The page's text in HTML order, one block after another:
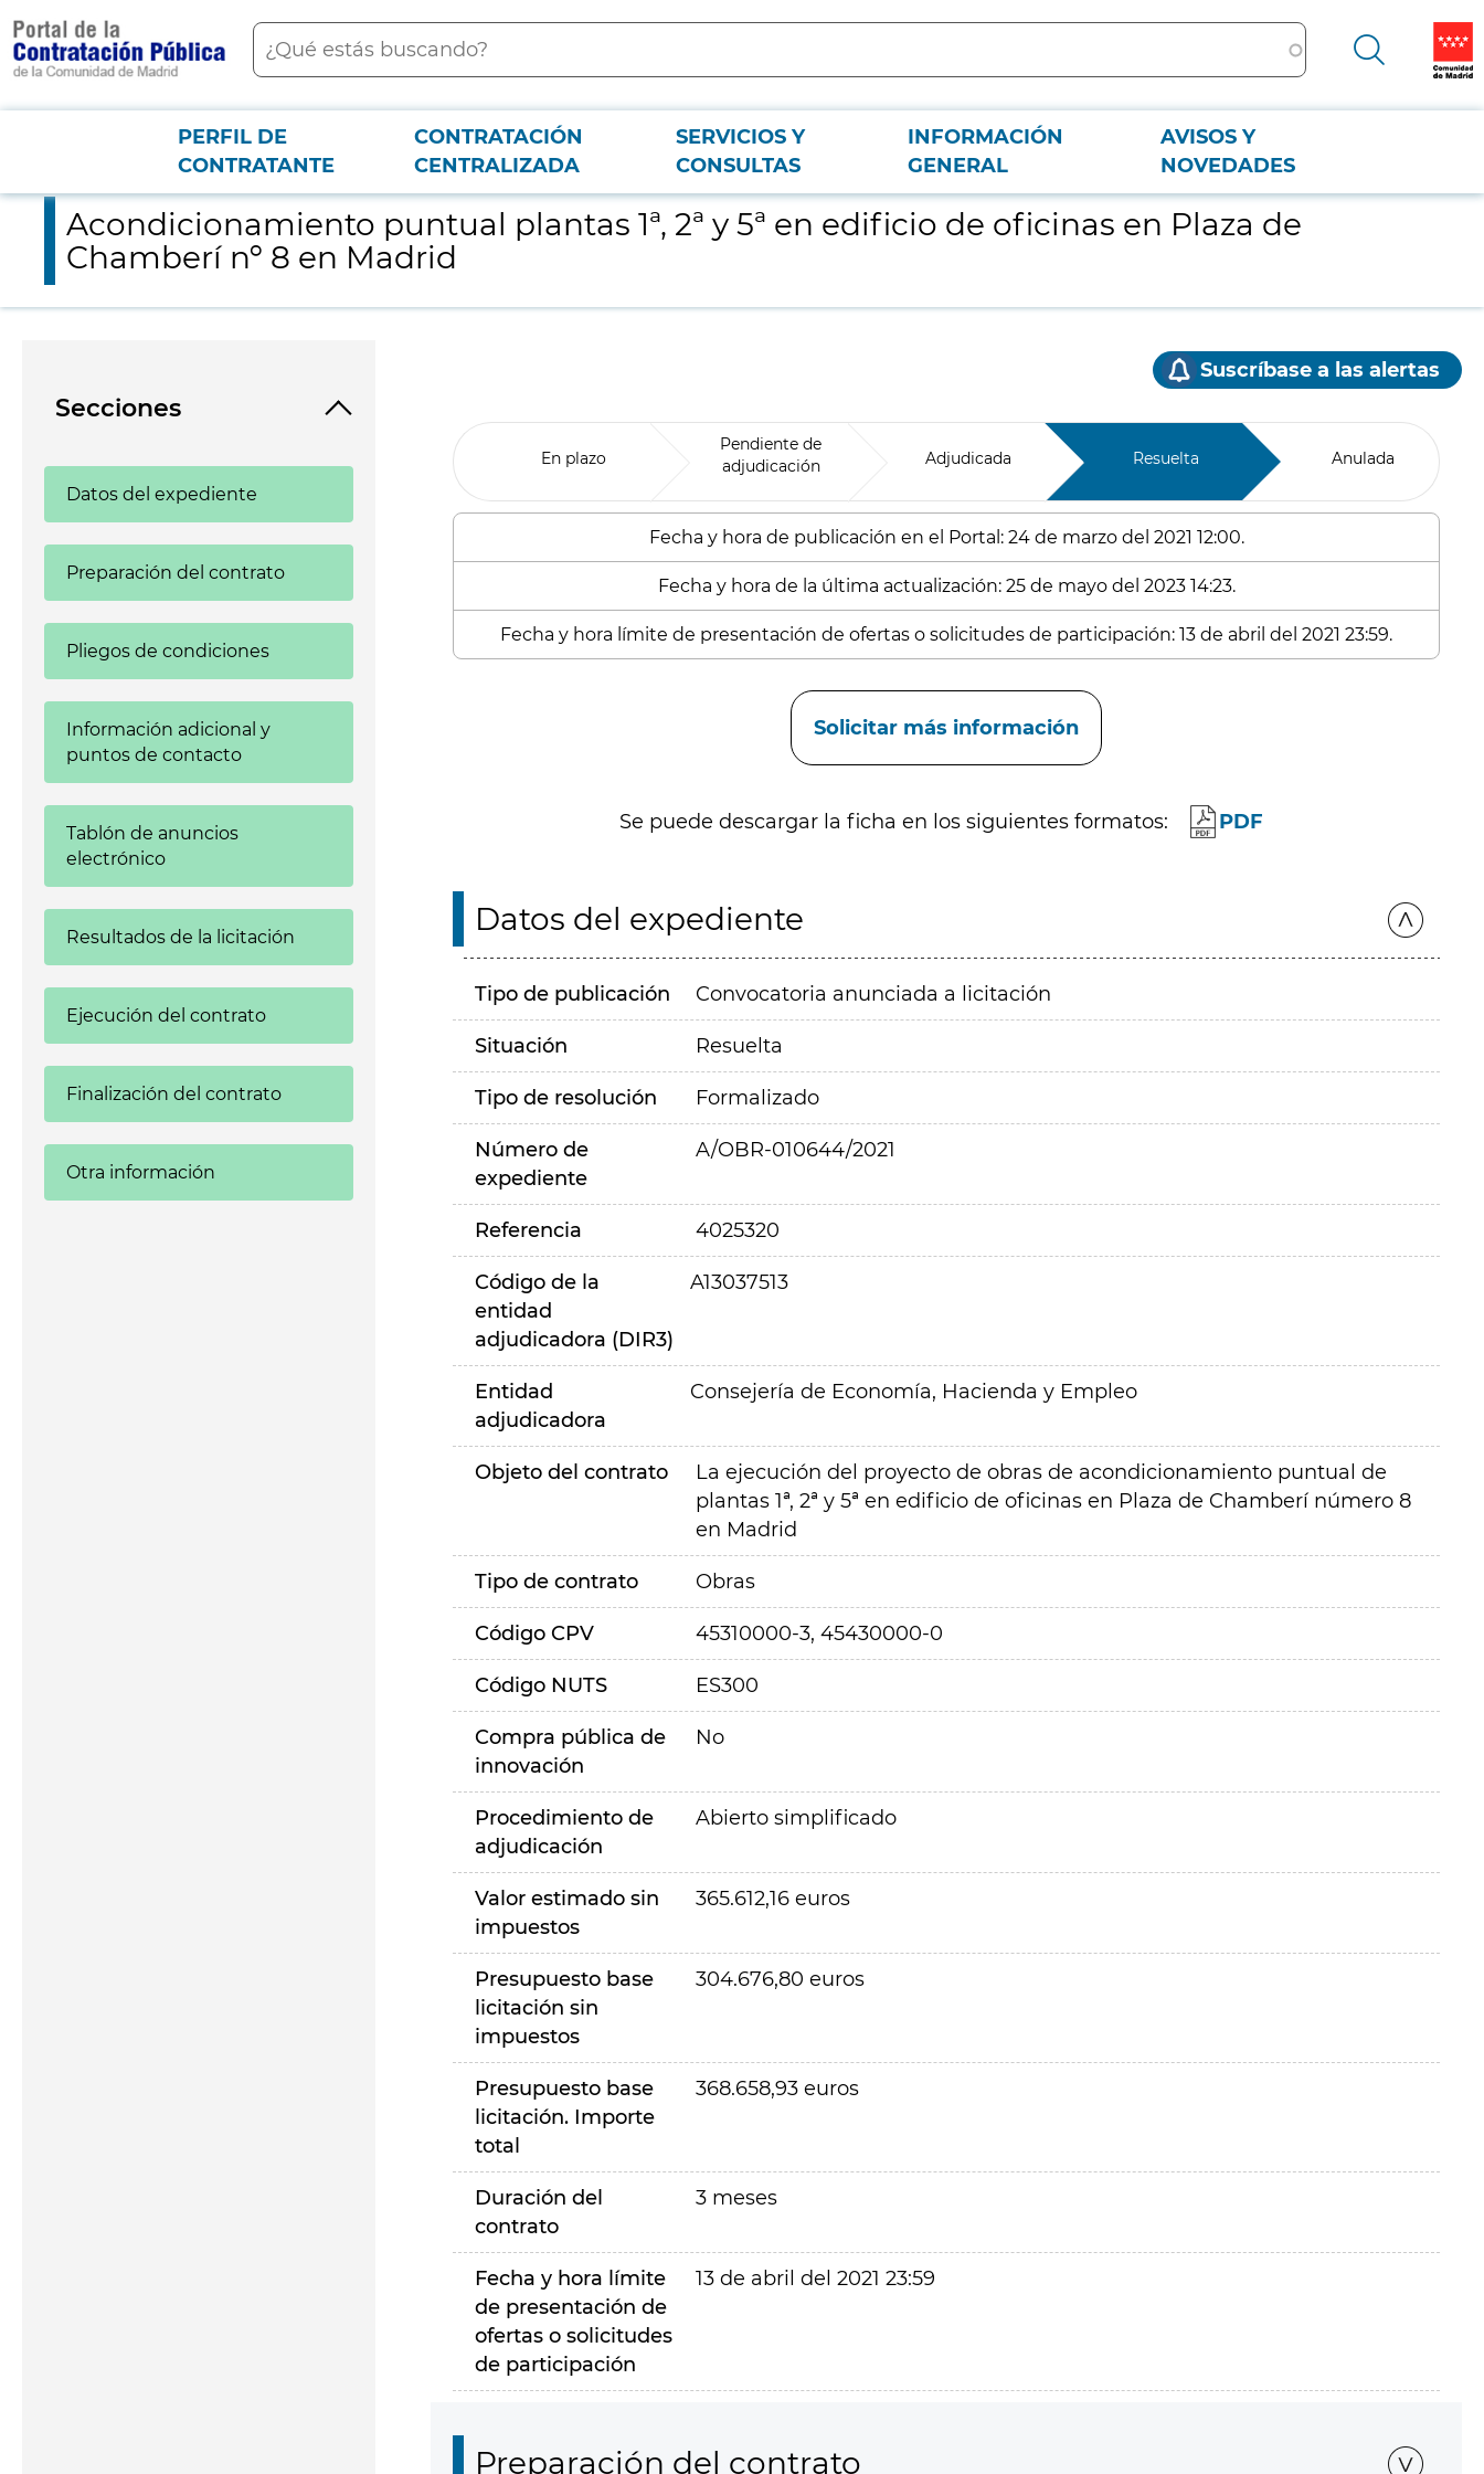
contenido
principal
Buscar
Menú PCON
PERFIL DE
CONTRATANTE
CONTRATACIÓN
CENTRALIZADA
SERVICIOS Y
CONSULTAS
INFORMACIÓN
GENERAL
AVISOS Y
NOVEDADES
Acondicionamiento puntual plantas 1ª, 2ª y 5ª en edificio de oficinas en Plaza de Chamberí nº 8 en Madrid
Acondicionamiento puntual plantas 1ª, 2ª y 5ª en edificio de oficinas en Plaza de
Chamberí nº 8 en Madrid
Secciones
Datos del expediente
Preparación del contrato
Pliegos de condiciones
Información adicional y
puntos de contacto
Tablón de anuncios
electrónico
Resultados de la licitación
Ejecución del contrato
Finalización del contrato
Otra información
Suscríbase a las alertas
En plazo
Pendiente de
adjudicación
Adjudicada Resuelta Anulada
Fecha y hora de publicación en el Portal: 24 de marzo del 2021 12:00.
Fecha y hora de la última actualización: 25 de mayo del 2023 14:23.
Fecha y hora límite de presentación de ofertas o solicitudes de participación: 13 de abril del 2021 23:59.
Solicitar más información
Se puede descargar la ficha en los siguientes formatos: PDF
Datos del expediente
Tipo de publicación Convocatoria anunciada a licitación
Situación Resuelta
Tipo de resolución Formalizado
Número de
expediente
A/OBR-010644/2021
Referencia 4025320
Código de la
entidad
adjudicadora (DIR3)
A13037513
Entidad
adjudicadora
Consejería de Economía, Hacienda y Empleo
Objeto del contrato
La ejecución del proyecto de obras de acondicionamiento puntual de
plantas 1ª, 2ª y 5ª en edificio de oficinas en Plaza de Chamberí número 8
en Madrid
Tipo de contrato Obras
Código CPV 45310000-3, 45430000-0
Código NUTS ES300
Compra pública de
innovación
No
Procedimiento de
adjudicación
Abierto simplificado
Valor estimado sin
impuestos
365.612,16 euros
Presupuesto base
licitación sin
impuestos
304.676,80 euros
Presupuesto base
licitación. Importe
total
368.658,93 euros
Duración del
contrato
3 meses
Fecha y hora límite
de presentación de
ofertas o solicitudes
de participación
13 de abril del 2021 23:59
Preparación del contrato